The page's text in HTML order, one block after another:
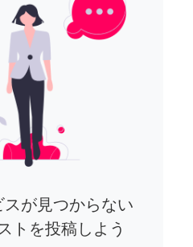
が見つからない
トを投稿しよう